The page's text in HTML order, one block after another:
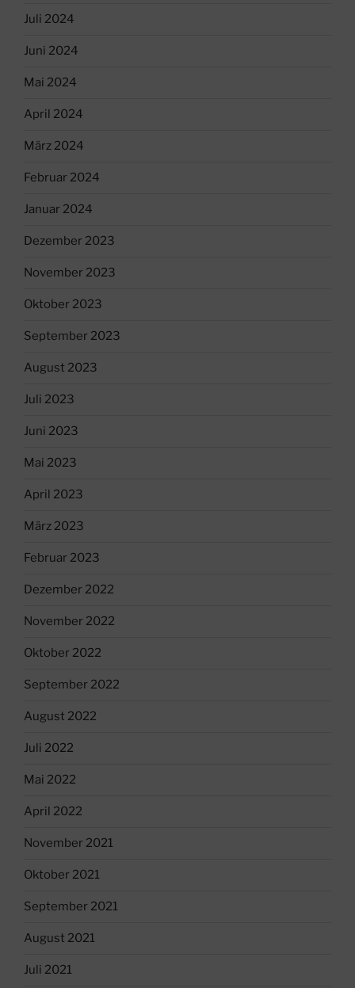
Juli 2024
Juni 2024
Mai 2024
April 2024
März 2024
Februar 2024
Januar 2024
Dezember 2023
November 2023
Oktober 2023
September 2023
August 2023
Juli 2023
Juni 2023
Mai 2023
April 2023
März 2023
Februar 2023
Dezember 2022
November 2022
Oktober 2022
September 2022
August 2022
Juli 2022
Mai 2022
April 2022
November 2021
Oktober 2021
September 2021
August 2021
Juli 2021